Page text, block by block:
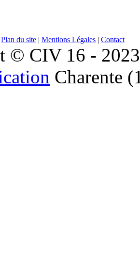
Plan du site | Mentions Légales | Contact
© CIV 16 -
Charente